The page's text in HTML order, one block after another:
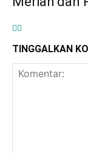
TINGGALKAN